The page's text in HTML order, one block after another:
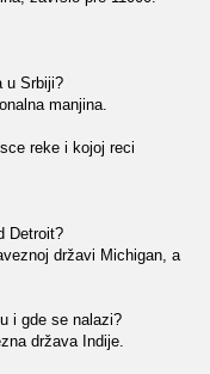
u Srbiji?
manjina.
reke i kojoj reci
Detroit?
državi Michigan, a
i gde se nalazi?
država Indije.